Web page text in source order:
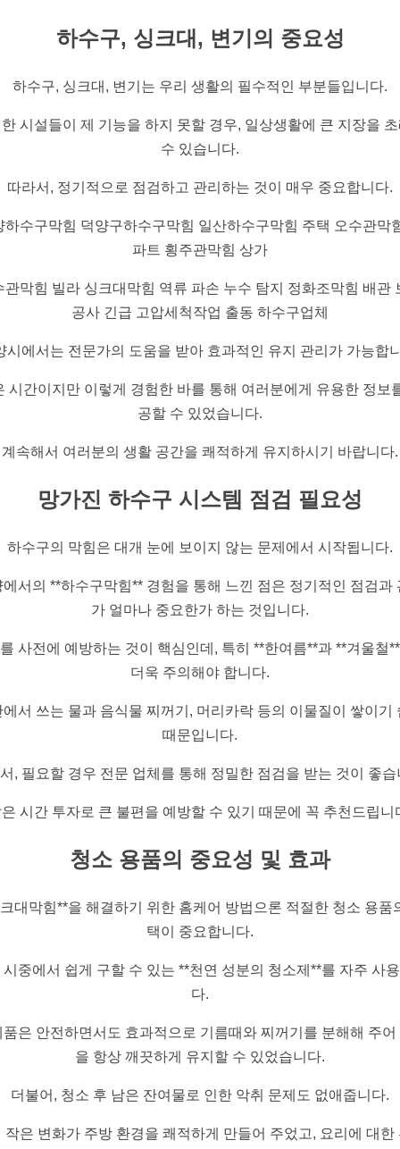
하수구, 싱크대, 변기의 중요성
하수구, 싱크대, 변기는 우리 생활의 필수적인 부분들입니다.
시설들이 제 기능을 하지 못할 경우, 일상생활에 큰 지장을
수 있습니다.
따라서, 정기적으로 점검하고 관리하는 것이 매우 중요합니다.
하수구막힘 덕양구하수구막힘 일산하수구막힘 주택 오수관막
파트 횡주관막힘 상가
관막힘 빌라 싱크대막힘 역류 파손 누수 탐지 정화조막힘 배관
공사 긴급 고압세척작업 출동 하수구업체
시에서는 전문가의 도움을 받아 효과적인 유지 관리가 가능합
시간이지만 이렇게 경험한 바를 통해 여러분에게 유용한 정보
공할 수 있었습니다.
계속해서 여러분의 생활 공간을 쾌적하게 유지하시기 바랍니다.
망가진 하수구 시스템 점검 필요성
하수구의 막힘은 대개 눈에 보이지 않는 문제에서 시작됩니다.
에서의 **하수구막힘** 경험을 통해 느낀 점은 정기적인 점검과
가 얼마나 중요한가 하는 것입니다.
사전에 예방하는 것이 핵심인데, 특히 **한여름**과 **겨울철
더욱 주의해야 합니다.
에서 쓰는 물과 음식물 찌꺼기, 머리카락 등의 이물질이 쌓이기
때문입니다.
, 필요할 경우 전문 업체를 통해 정밀한 점검을 받는 것이 좋습
시간 투자로 큰 불편을 예방할 수 있기 때문에 꼭 추천드립니
청소 용품의 중요성 및 효과
대막힘**을 해결하기 위한 홈케어 방법으론 적절한 청소 용품
택이 중요합니다.
시중에서 쉽게 구할 수 있는 **천연 성분의 청소제**를 자주 사
다.
품은 안전하면서도 효과적으로 기름때와 찌꺼기를 분해해 주어
을 항상 깨끗하게 유지할 수 있었습니다.
더불어, 청소 후 남은 잔여물로 인한 악취 문제도 없애줍니다.
작은 변화가 주방 환경을 쾌적하게 만들어 주었고, 요리에 대한